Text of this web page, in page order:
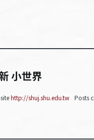
小世界
http://shuj.shu.edu.tw Posts